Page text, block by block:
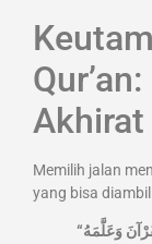
Akhirat
Memilih jalan
yang bisa